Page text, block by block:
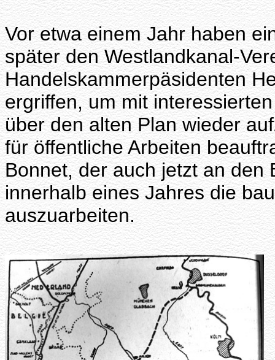
Vor etwa einem Jahr haben
später den Westlandkanal-
Handelskammerpäsidenten
ergriffen, um mit
über den alten Plan wieder
für öffentliche Arbeiten
Bonnet, der auch jetzt an den
innerhalb eines Jahres die
auszuarbeiten.